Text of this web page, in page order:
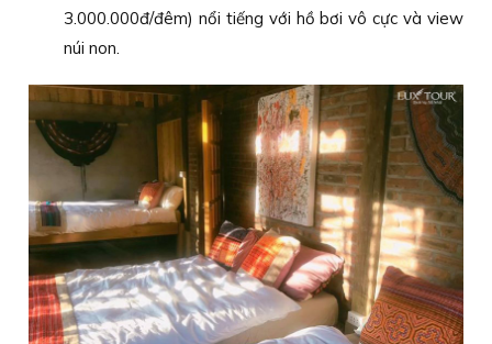
3.000.000đ/đêm) nổi tiếng với hồ bơi vô cực và view
núi non.